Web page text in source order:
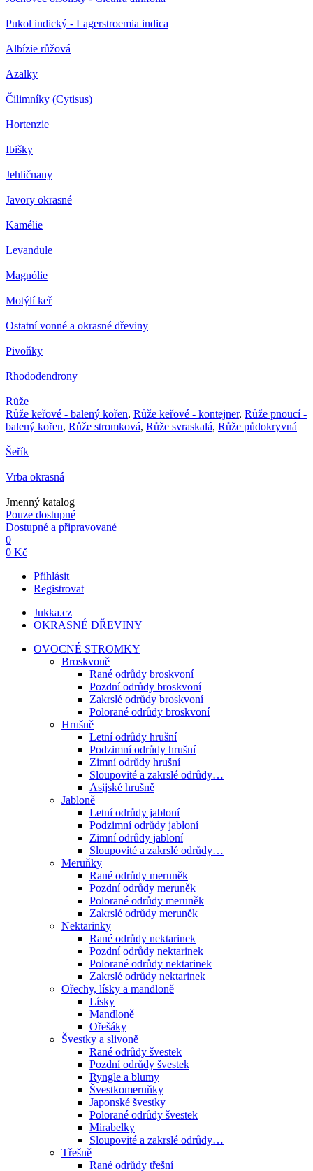
Pukol indický - Lagerstroemia indica
Albízie růžová
Azalky
Čilimníky (Cytisus)
Hortenzie
Ibišky
Jehličnany
Javory okrasné
Kamélie
Levandule
Magnólie
Motýlí keř
Ostatní vonné a okrasné dřeviny
Pivoňky
Rhododendrony
Růže
Růže keřové - balený kořen, Růže keřové - kontejner, Růže pnoucí -
balený kořen, Růže stromková, Růže svraskalá, Růže půdokryvná
Šeřík
Vrba okrasná
Jmenný katalog
Pouze dostupné
Dostupné a připravované
0
0 Kč
Přihlásit
Registrovat
Jukka.cz
OKRASNÉ DŘEVINY
OVOCNÉ STROMKY
Broskvoně
Rané odrůdy broskvoní
Pozdní odrůdy broskvoní
Zakrslé odrůdy broskvoní
Polorané odrůdy broskvoní
Hrušně
Letní odrůdy hrušní
Podzimní odrůdy hrušní
Zimní odrůdy hrušní
Sloupovité a zakrslé odrůdy…
Asijské hrušně
Jabloně
Letní odrůdy jabloní
Podzimní odrůdy jabloní
Zimní odrůdy jabloní
Sloupovité a zakrslé odrůdy…
Meruňky
Rané odrůdy meruněk
Pozdní odrůdy meruněk
Polorané odrůdy meruněk
Zakrslé odrůdy meruněk
Nektarinky
Rané odrůdy nektarinek
Pozdní odrůdy nektarinek
Polorané odrůdy nektarinek
Zakrslé odrůdy nektarinek
Ořechy, lísky a mandloně
Lísky
Mandloně
Ořešáky
Švestky a slivoně
Rané odrůdy švestek
Pozdní odrůdy švestek
Ryngle a blumy
Švestkomeruňky
Japonské švestky
Polorané odrůdy švestek
Mirabelky
Sloupovité a zakrslé odrůdy…
Třešně
Rané odrůdy třešní